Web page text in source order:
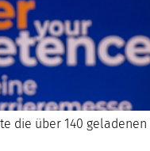
die über 140